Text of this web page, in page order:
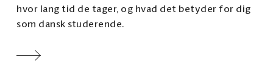
hvor lang tid de tager, og hvad det betyder for dig
som dansk studerende.